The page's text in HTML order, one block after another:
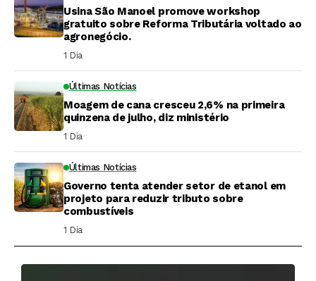
Usina São Manoel promove workshop
gratuito sobre Reforma Tributária voltado ao
agronegócio.
1 Dia ⁮
Últimas Notícias
Moagem de cana cresceu 2,6% na primeira
quinzena de julho, diz ministério
1 Dia ⁮
Últimas Notícias
Governo tenta atender setor de etanol em
projeto para reduzir tributo sobre
combustíveis
1 Dia ⁮